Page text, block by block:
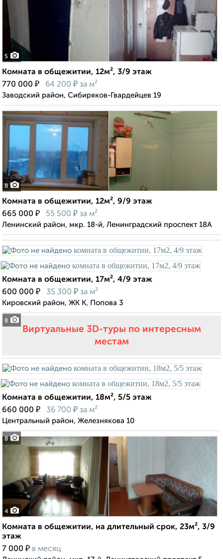
5
Комната в общежитии, 12м², 3/9 этаж
770 000 ₽ 64 200 ₽ за м²
Заводский район, Сибиряков-Гвардейцев 19
8
Комната в общежитии, 12м², 9/9 этаж
665 000 ₽ 55 500 ₽ за м²
Ленинский район, мкр. 18-й, Ленинградский проспект 18А
8
Комната в общежитии, 17м², 4/9 этаж
600 000 ₽ 35 300 ₽ за м²
Кировский район, ЖК К, Попова 3
Виртуальные 3D-туры по интересным
местам
8
Комната в общежитии, 18м², 5/5 этаж
660 000 ₽ 36 700 ₽ за м²
Центральный район, Железнякова 10
4
Комната в общежитии, на длительный срок, 23м², 3/9
этаж
7 000 ₽ в месяц